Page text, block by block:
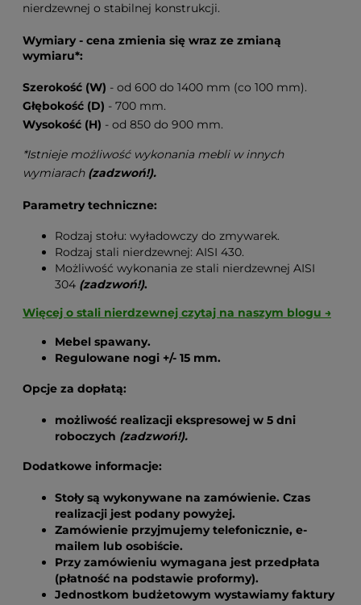
nierdzewnej o stabilnej konstrukcji.
Wymiary - cena zmienia się wraz ze zmianą
wymiaru*:
Szerokość (W) - od 600 do 1400 mm (co 100 mm).
Głębokość (D) - 700 mm.
Wysokość (H) - od 850 do 900 mm.
*Istnieje możliwość wykonania mebli w innych
wymiarach (zadzwoń!).
Parametry techniczne:
Rodzaj stołu: wyładowczy do zmywarek.
Rodzaj stali nierdzewnej: AISI 430.
Możliwość wykonania ze stali nierdzewnej AISI
304 (zadzwoń!).
Więcej o stali nierdzewnej czytaj na naszym blogu →
Mebel spawany.
Regulowane nogi +/- 15 mm.
Opcje za dopłatą:
możliwość realizacji ekspresowej w 5 dni
roboczych (zadzwoń!).
Dodatkowe informacje:
Stoły są wykonywane na zamówienie. Czas
realizacji jest podany powyżej.
Zamówienie przyjmujemy telefonicznie, e-
mailem lub osobiście.
Przy zamówieniu wymagana jest przedpłata
(płatność na podstawie proformy).
Jednostkom budżetowym wystawiamy faktury